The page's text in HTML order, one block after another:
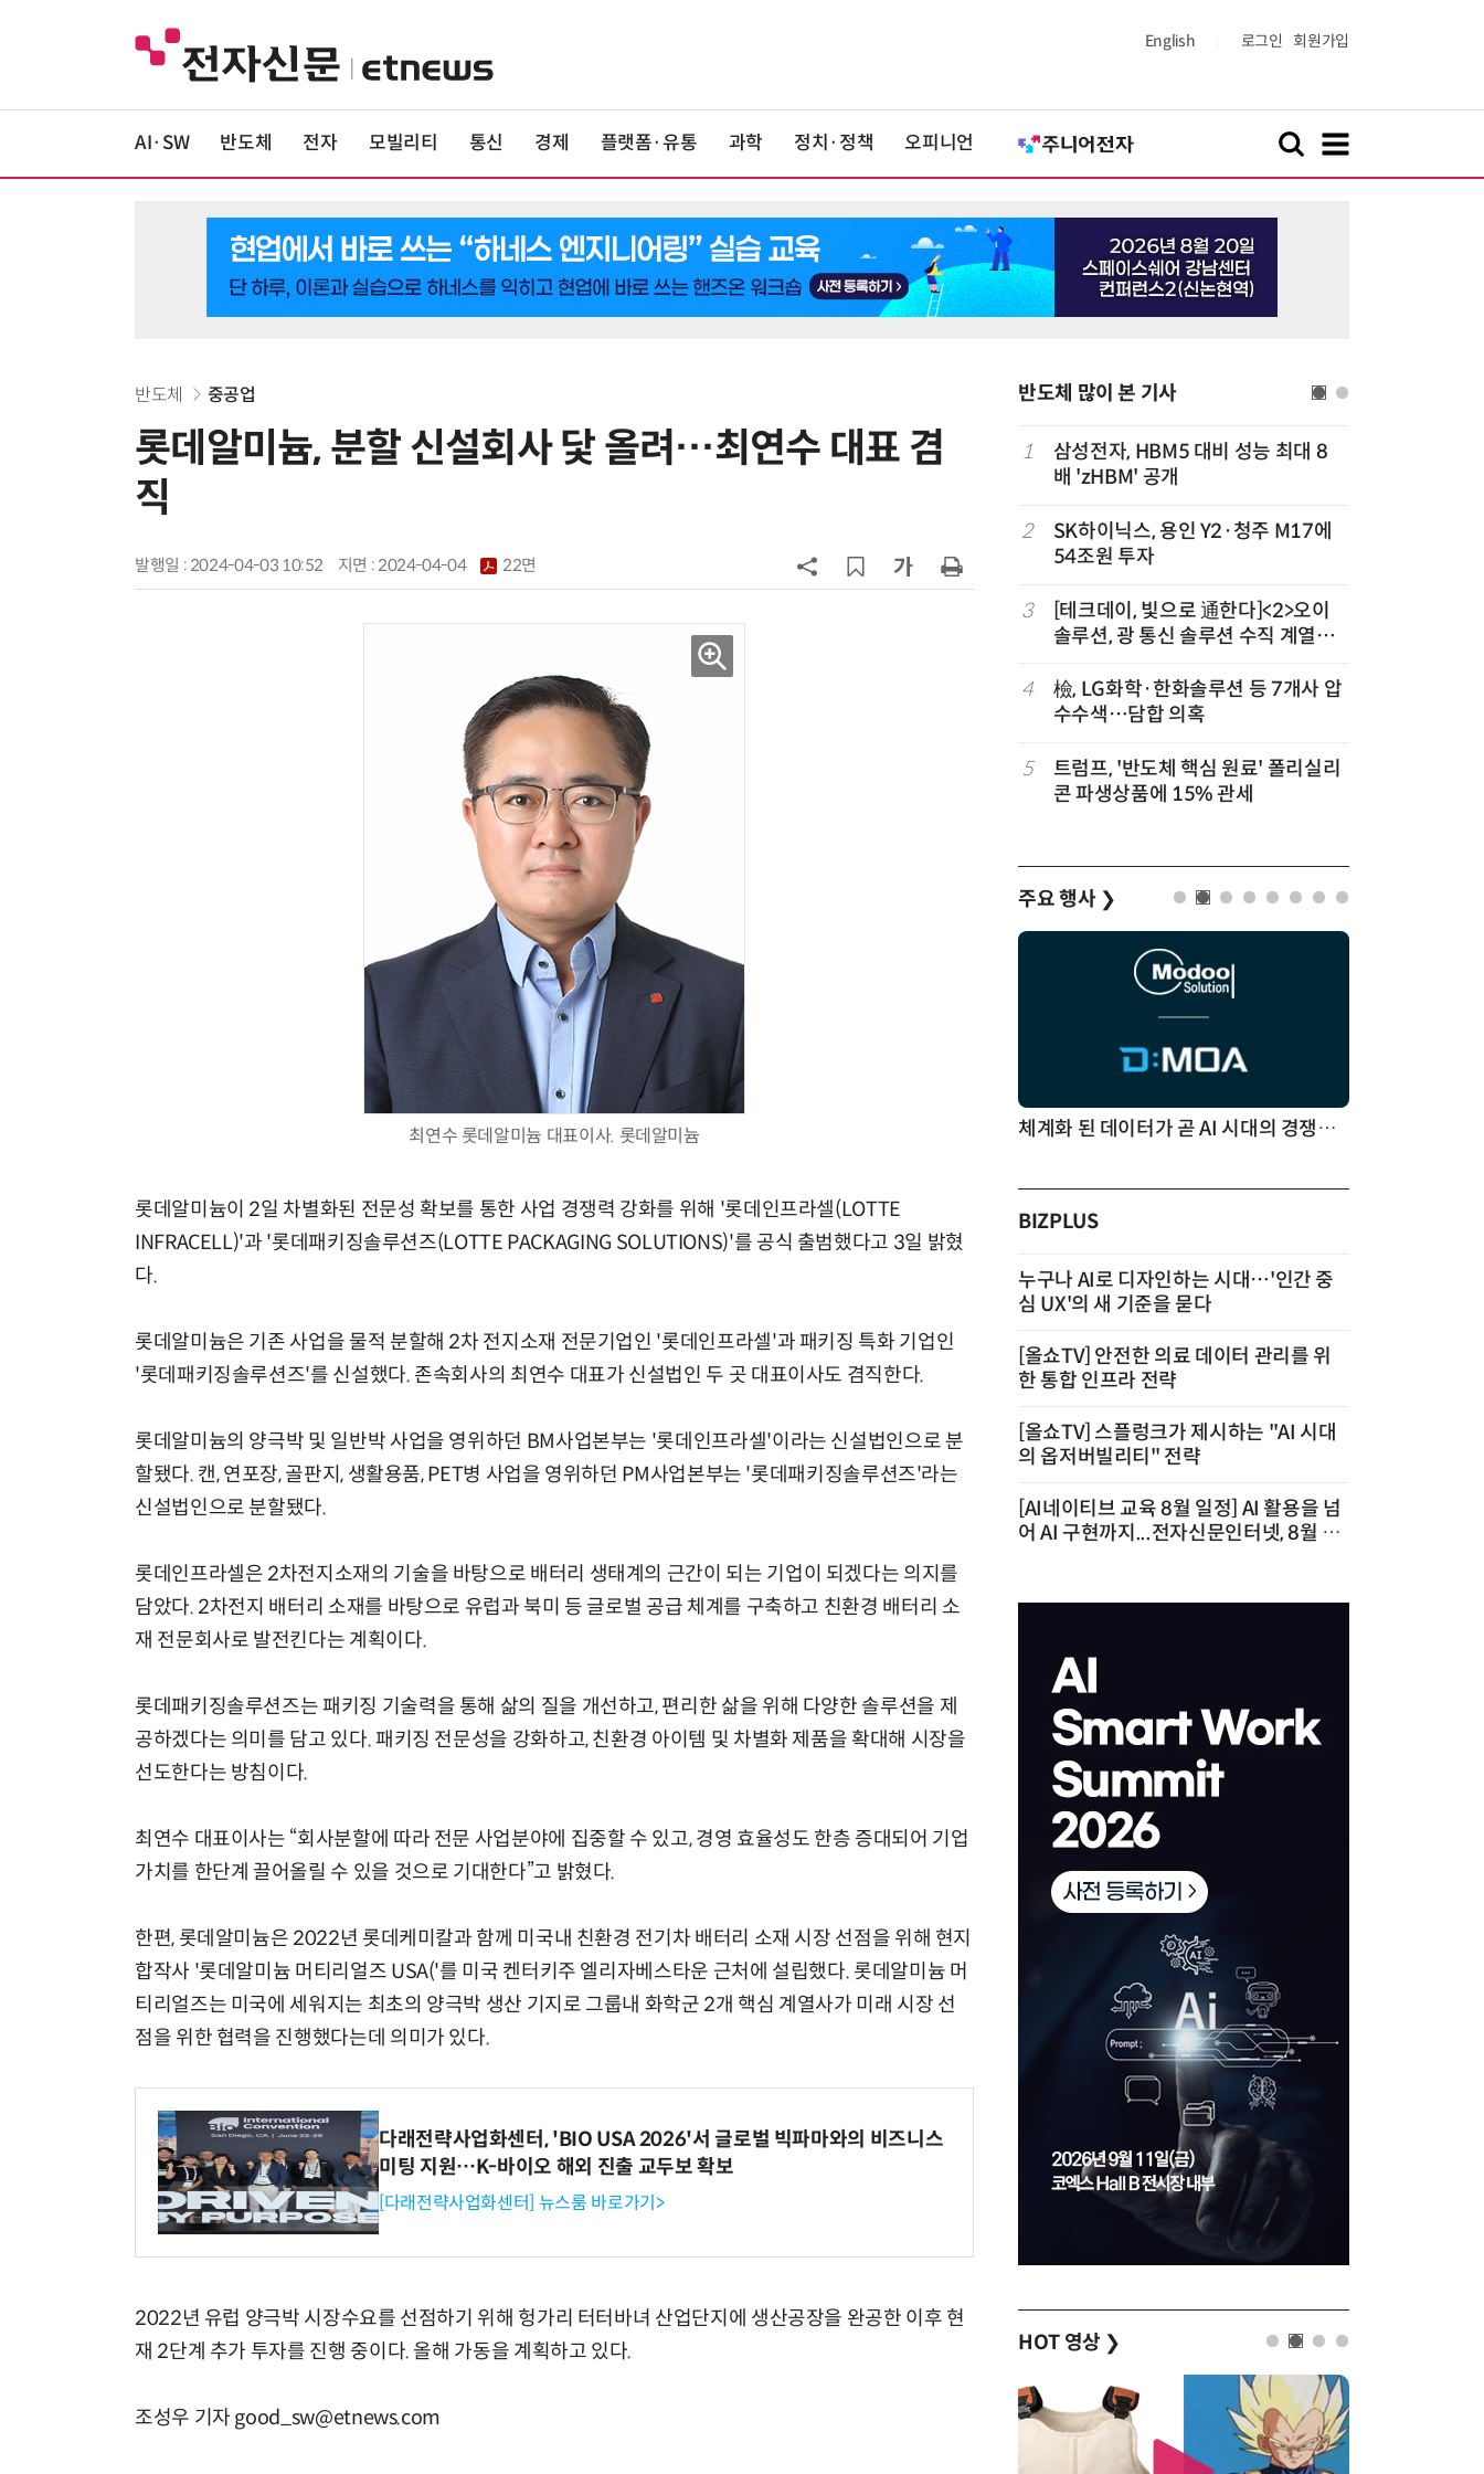
English 로그인 회원가입
AI·SW 반도체 전자 모빌리티 통신 경제 플랫폼·유통 과학 정치·정책 오피니언
반도체 중공업
롯데알미늄, 분할 신설회사 닻 올려…최연수 대표 겸
직
발행일 : 2024-04-03 10:52 지면 :2024-04-04 22면
최연수 롯데알미늄 대표이사. 롯데알미늄
롯데알미늄이 2일 차별화된 전문성 확보를 통한 사업 경쟁력 강화를 위해 '롯데인프라셀(LOTTE
INFRACELL)'과 '롯데패키징솔루션즈(LOTTE PACKAGING SOLUTIONS)'를 공식 출범했다고 3일 밝혔
다.
롯데알미늄은 기존 사업을 물적 분할해 2차 전지소재 전문기업인 '롯데인프라셀'과 패키징 특화 기업인
'롯데패키징솔루션즈'를 신설했다. 존속회사의 최연수 대표가 신설법인 두 곳 대표이사도 겸직한다.
롯데알미늄의 양극박 및 일반박 사업을 영위하던 BM사업본부는 '롯데인프라셀'이라는 신설법인으로 분
할됐다. 캔, 연포장, 골판지, 생활용품, PET병 사업을 영위하던 PM사업본부는 '롯데패키징솔루션즈'라는
신설법인으로 분할됐다.
롯데인프라셀은 2차전지소재의 기술을 바탕으로 배터리 생태계의 근간이 되는 기업이 되겠다는 의지를
담았다. 2차전지 배터리 소재를 바탕으로 유럽과 북미 등 글로벌 공급 체계를 구축하고 친환경 배터리 소
재 전문회사로 발전킨다는 계획이다.
롯데패키징솔루션즈는 패키징 기술력을 통해 삶의 질을 개선하고, 편리한 삶을 위해 다양한 솔루션을 제
공하겠다는 의미를 담고 있다. 패키징 전문성을 강화하고, 친환경 아이템 및 차별화 제품을 확대해 시장을
선도한다는 방침이다.
최연수 대표이사는 “회사분할에 따라 전문 사업분야에 집중할 수 있고, 경영 효율성도 한층 증대되어 기업
가치를 한단계 끌어올릴 수 있을 것으로 기대한다”고 밝혔다.
한편, 롯데알미늄은 2022년 롯데케미칼과 함께 미국내 친환경 전기차 배터리 소재 시장 선점을 위해 현지
합작사 '롯데알미늄 머티리얼즈 USA('를 미국 켄터키주 엘리자베스타운 근처에 설립했다. 롯데알미늄 머
티리얼즈는 미국에 세워지는 최초의 양극박 생산 기지로 그룹내 화학군 2개 핵심 계열사가 미래 시장 선
점을 위한 협력을 진행했다는데 의미가 있다.
다래전략사업화센터, 'BIO USA 2026'서 글로벌 빅파마와의 비즈니스
미팅 지원…K-바이오 해외 진출 교두보 확보
[다래전략사업화센터] 뉴스룸 바로가기>
2022년 유럽 양극박 시장수요를 선점하기 위해 헝가리 터터바녀 산업단지에 생산공장을 완공한 이후 현
재 2단계 추가 투자를 진행 중이다. 올해 가동을 계획하고 있다.
조성우 기자 good_sw@etnews.com
반도체 많이 본 기사
6
AMD, 데이터센터 매출 2배 급증…2
속…외부 파트너 유치 포석
·PIM', FMS 2026 어워드서 2관왕
1
삼성전자, HBM5 대비 성능 최대 8
배 'zHBM' 공개
2
SK하이닉스, 용인 Y2·청주 M17에
54조원 투자
3
[테크데이, 빛으로 通한다]<2>오이
솔루션, 광 통신 솔루션 수직 계열
략'
4
檢, LG화학·한화솔루션 등 7개사 압
수수색…담합 의혹
5
트럼프, '반도체 핵심 원료' 폴리실리
콘 파생상품에 15% 관세
주요 행사 ❯
AI Native Enterprise를 지원하는 AI Ready Data 플랫폼 활용 전략 체계화 된 데이터가 곧 AI 시대의 경쟁력이다
BIZPLUS
누구나 AI로 디자인하는 시대…'인간 중
심 UX'의 새 기준을 묻다
[올쇼TV] 안전한 의료 데이터 관리를 위
한 통합 인프라 전략
[올쇼TV] 스플렁크가 제시하는 "AI 시대
의 옵저버빌리티" 전략
[AI네이티브 교육 8월 일정] AI 활용을 넘
어 AI 구현까지...전자신문인터넷, 8월 실
HOT 영상 ❯